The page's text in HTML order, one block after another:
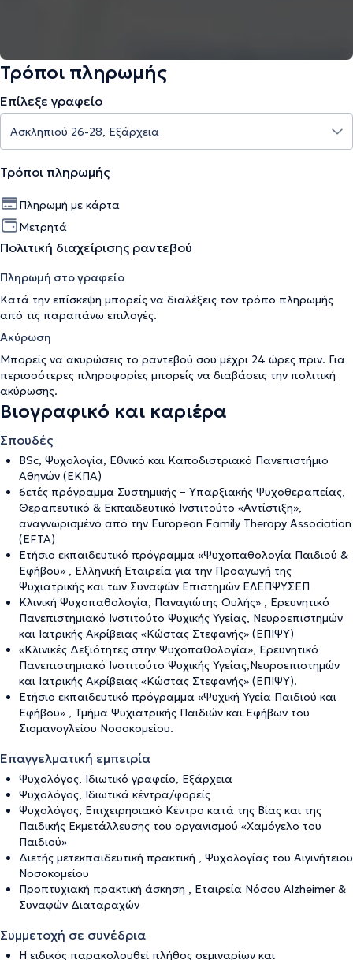
Τρόποι πληρωμής
Επίλεξε γραφείο
Τρόποι πληρωμής
Πληρωμή με κάρτα
Μετρητά
Πολιτική διαχείρισης ραντεβού
Πληρωμή στο γραφείο
Κατά την επίσκεψη μπορείς να διαλέξεις τον τρόπο πληρωμής
από τις παραπάνω επιλογές.
Ακύρωση
Μπορείς να ακυρώσεις το ραντεβού σου μέχρι 24 ώρες πριν. Για
περισσότερες πληροφορίες μπορείς να διαβάσεις την πολιτική
ακύρωσης.
Βιογραφικό και καριέρα
Σπουδές
BSc, Ψυχολογία, Εθνικό και Καποδιστριακό Πανεπιστήμιο
Αθηνών (ΕΚΠΑ)
6ετές πρόγραμμα Συστημικής – Υπαρξιακής Ψυχοθεραπείας,
Θεραπευτικό & Εκπαιδευτικό Ινστιτούτο «Αντίστιξη»,
αναγνωρισμένο από την European Family Therapy Association
(EFTA)
Ετήσιο εκπαιδευτικό πρόγραμμα «Ψυχοπαθολογία Παιδιού &
Εφήβου» , Ελληνική Εταιρεία για την Προαγωγή της
Ψυχιατρικής και των Συναφών Επιστημών ΕΛΕΠΨΥΣΕΠ
Κλινική Ψυχοπαθολογία, Παναγιώτης Ουλής» , Ερευνητικό
Πανεπιστημιακό Ινστιτούτο Ψυχικής Υγείας, Νευροεπιστημών
και Ιατρικής Ακρίβειας «Κώστας Στεφανής» (ΕΠΙΨΥ)
«Κλινικές Δεξιότητες στην Ψυχοπαθολογία», Ερευνητικό
Πανεπιστημιακό Ινστιτούτο Ψυχικής Υγείας,Νευροεπιστημών
και Ιατρικής Ακρίβειας «Κώστας Στεφανής» (ΕΠΙΨΥ).
Ετήσιο εκπαιδευτικό πρόγραμμα «Ψυχική Υγεία Παιδιού και
Εφήβου» , Τμήμα Ψυχιατρικής Παιδιών και Εφήβων του
Σισμανογλείου Νοσοκομείου.
Επαγγελματική εμπειρία
Ψυχολόγος, Ιδιωτικό γραφείο, Εξάρχεια
Ψυχολόγος, Ιδιωτικά κέντρα/φορείς
Ψυχολόγος, Επιχειρησιακό Κέντρο κατά της Βίας και της
Παιδικής Εκμετάλλευσης του οργανισμού «Χαμόγελο του
Παιδιού»
Διετής μετεκπαιδευτική πρακτική , Ψυχολογίας του Αιγινήτειου
Νοσοκομείου
Προπτυχιακή πρακτική άσκηση , Εταιρεία Νόσου Alzheimer &
Συναφών Διαταραχών
Συμμετοχή σε συνέδρια
Η ειδικός παρακολουθεί πλήθος σεμιναρίων και